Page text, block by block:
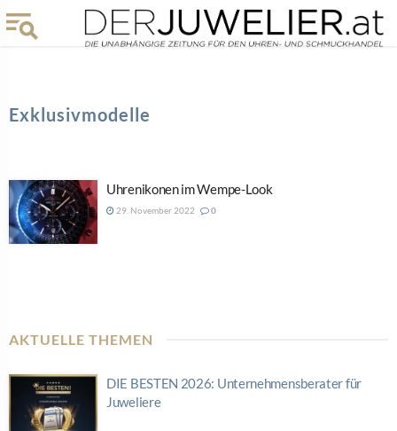
Exklusivmodelle
Uhrenikonen im Wempe-Look
29. November 2022 0
AKTUELLE THEMEN
DIE BESTEN 2026: Unternehmensberater für
Juweliere